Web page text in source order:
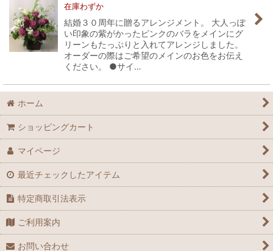
絞り込む
在庫わずか
結婚３０周年に贈るアレンジメント。 大人っぽ
い印象の紫がかったピンクのバラをメインにグ
リーンもたっぷりと入れてアレンジしました。
オーダーの際はご希望のメインのお色をお伝え
ください。 ●サイ…
ホーム
ショッピングカート
マイページ
最近チェックしたアイテム
特定商取引法表示
ご利用案内
お問い合わせ